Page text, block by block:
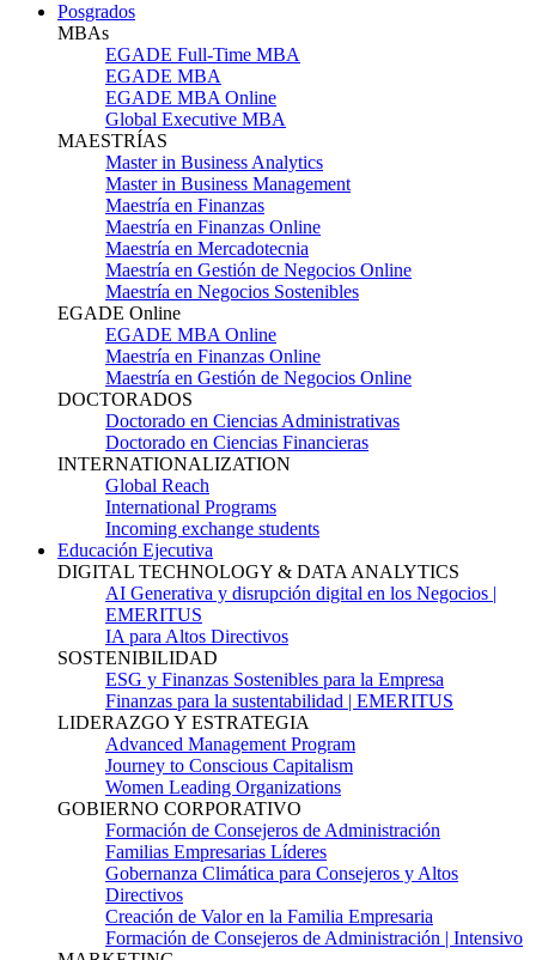
Posgrados
MBAs
EGADE Full-Time MBA
EGADE MBA
EGADE MBA Online
Global Executive MBA
MAESTRÍAS
Master in Business Analytics
Master in Business Management
Maestría en Finanzas
Maestría en Finanzas Online
Maestría en Mercadotecnia
Maestría en Gestión de Negocios Online
Maestría en Negocios Sostenibles
EGADE Online
EGADE MBA Online
Maestría en Finanzas Online
Maestría en Gestión de Negocios Online
DOCTORADOS
Doctorado en Ciencias Administrativas
Doctorado en Ciencias Financieras
INTERNATIONALIZATION
Global Reach
International Programs
Incoming exchange students
Educación Ejecutiva
DIGITAL TECHNOLOGY & DATA ANALYTICS
AI Generativa y disrupción digital en los Negocios |
EMERITUS
IA para Altos Directivos
SOSTENIBILIDAD
ESG y Finanzas Sostenibles para la Empresa
Finanzas para la sustentabilidad | EMERITUS
LIDERAZGO Y ESTRATEGIA
Advanced Management Program
Journey to Conscious Capitalism
Women Leading Organizations
GOBIERNO CORPORATIVO
Formación de Consejeros de Administración
Familias Empresarias Líderes
Gobernanza Climática para Consejeros y Altos
Directivos
Creación de Valor en la Familia Empresaria
Formación de Consejeros de Administración | Intensivo